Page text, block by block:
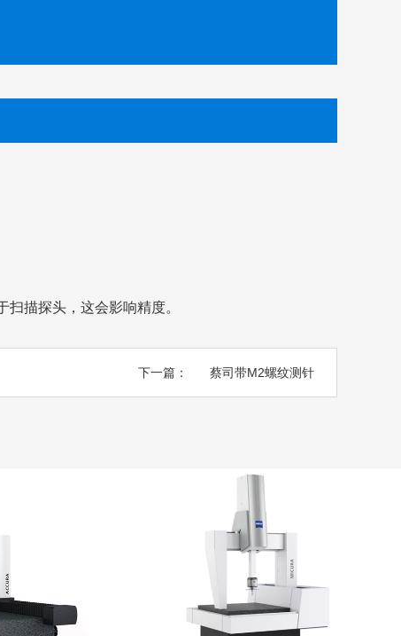
描探头，这会影响精度。
下一篇： 蔡司带M2螺纹测针